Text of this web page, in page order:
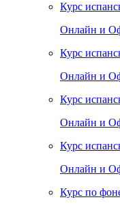
Курс
Онлайн и
Курс
Онлайн и
Курс
Онлайн и
Курс
Онлайн и
Курс по